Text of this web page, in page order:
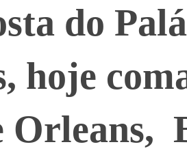
do
hoje
Orleans,